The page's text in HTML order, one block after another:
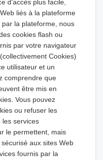
d'accès plus facile,
liés à la plateforme
la plateforme, nous
cookies flash ou
par votre navigateur
Cookies)
utilisateur et un
comprendre que
être mis en
Vous pouvez
ou refuser les
les services
le permettent, mais
aux sites Web
fournis par la